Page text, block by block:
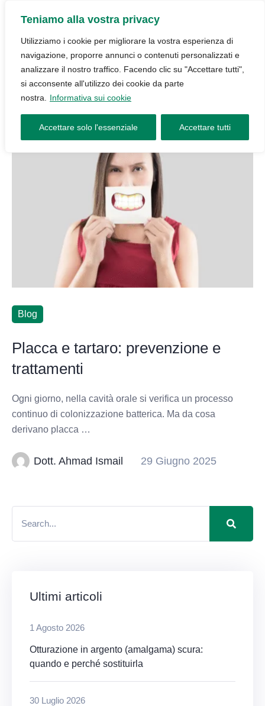
Teniamo alla vostra privacy
Utilizziamo i cookie per migliorare la vostra esperienza di
navigazione, proporre annunci o contenuti personalizzati e
analizzare il nostro traffico. Facendo clic su "Accettare tutti",
si acconsente all'utilizzo dei cookie da parte
nostra.
Informativa sui cookie
Accettare solo l'essenziale Accettare tutti
Blog
Placca e tartaro: prevenzione e
trattamenti
Ogni giorno, nella cavità orale si verifica un processo
continuo di colonizzazione batterica. Ma da cosa
derivano placca …
Dott. Ahmad Ismail 29 Giugno 2025
Ultimi articoli
1 Agosto 2026
Otturazione in argento (amalgama) scura:
quando e perché sostituirla
30 Luglio 2026